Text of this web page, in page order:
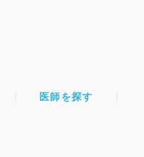
医師を探す